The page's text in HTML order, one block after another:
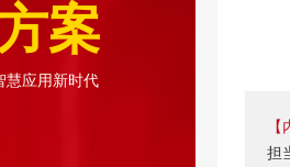
案
慧应用新时代
担